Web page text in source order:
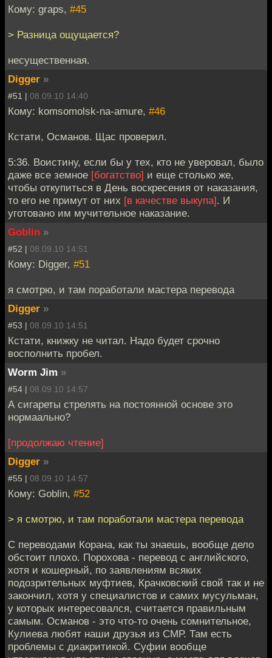
Кому: graps, #45
> Разница ощущается?
несущественная.
Digger »
#51 | 08.09.10 14:40
Кому: komsomolsk-na-amure, #46
Кстати, Османов. Щас проверил.
5:36. Воистину, если бы у тех, кто не уверовал, было
даже все земное [богатство] и еще столько же,
чтобы откупиться в День воскресения от наказания,
то его не примут от них [в качестве выкупа]. И
уготовано им мучительное наказание.
Goblin »
#52 | 08.09.10 14:51
Кому: Digger, #51
я смотрю, и там поработали мастера перевода
Digger »
#53 | 08.09.10 14:51
Кстати, книжку не читал. Надо будет срочно
восполнить пробел.
Worm Jim »
#54 | 08.09.10 14:57
А сигареты стрелять на постоянной основе это
нормаально?
[продолжаю чтение]
Digger »
#55 | 08.09.10 14:57
Кому: Goblin, #52
> я смотрю, и там поработали мастера перевода
С переводами Корана, как ты знаешь, вообще дело
обстоит плохо. Порохова - перевод с английского,
хотя и кошерный, по заявлениям всяких
подозрительных муфтиев, Крачковский свой так и не
закончил, хотя у специалистов и самих мусульман,
у которых интересовался, считается правильным
самым. Османов - это что-то очень сомнительное,
Кулиева любят наши друзья из СМР. Там есть
проблемы с диакритикой. Суфии вообще